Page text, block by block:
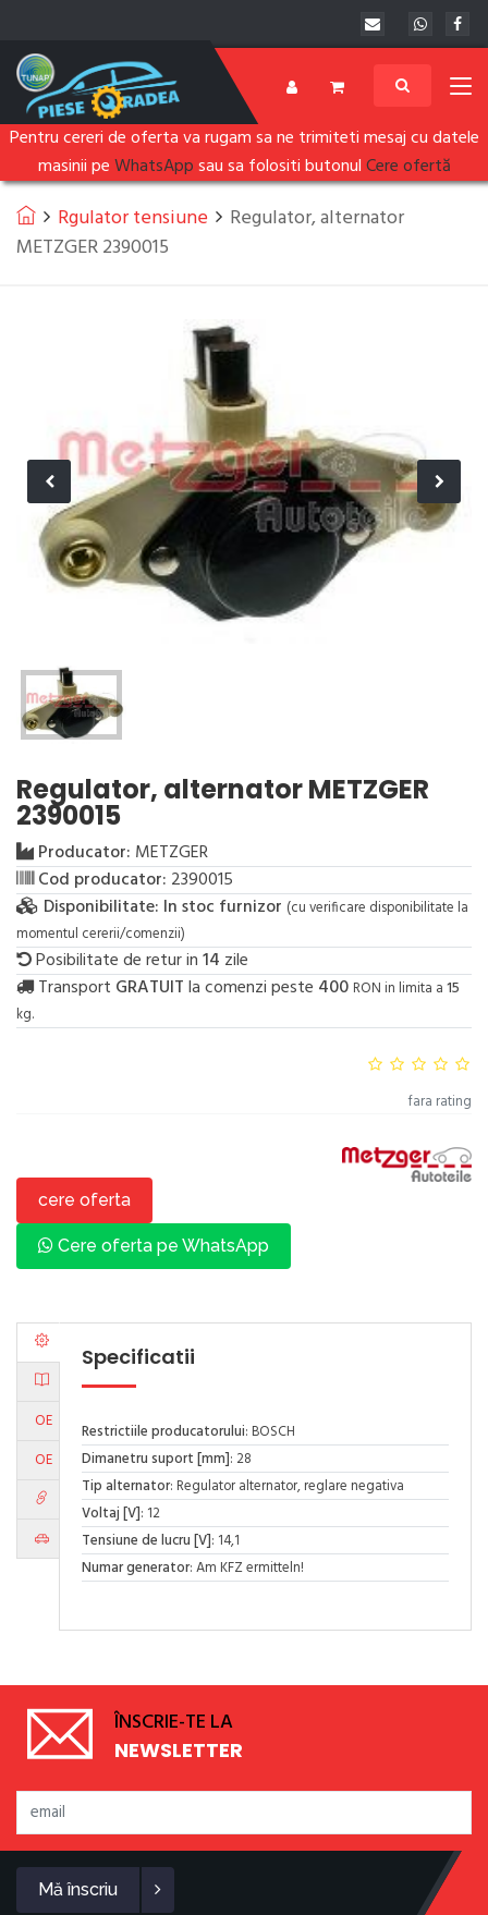
Pentru cereri de oferta va rugam sa ne trimiteti mesaj cu datele
masinii peWhatsAppsau sa folositi butonulCere ofertă
Rgulator tensiune
Regulator, alternator
METZGER 2390015
Regulator, alternator METZGER
2390015
Producator: METZGER
Cod producator: 2390015
Disponibilitate: In stoc furnizor (cu verificare disponibilitate la
momentul cererii/comenzii)
Posibilitate de retur in14 zile
Transport GRATUITla comenzi peste 400 RON in limita a15
kg.
fara rating
cere oferta
Cere oferta pe WhatsApp
OE
OE
Specificatii
Restrictiile producatorului: BOSCH
Dimanetru suport [mm]: 28
Tip alternator: Regulator alternator, reglare negativa
Voltaj [V]: 12
Tensiune de lucru [V]: 14,1
Numar generator: Am KFZ ermitteln!
ÎNSCRIE-TE LA
NEWSLETTER
Mă înscriu